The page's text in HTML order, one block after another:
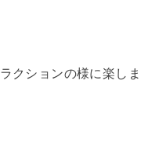
クションの様に楽しま